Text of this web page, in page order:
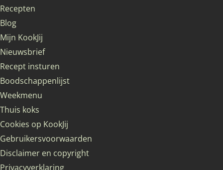
Recepten
Blog
Mijn KookJij
Nieuwsbrief
Recept insturen
Boodschappenlijst
Weekmenu
Thuis koks
Cookies op KookJij
Gebruikersvoorwaarden
Disclaimer en copyright
Privacyverklaring